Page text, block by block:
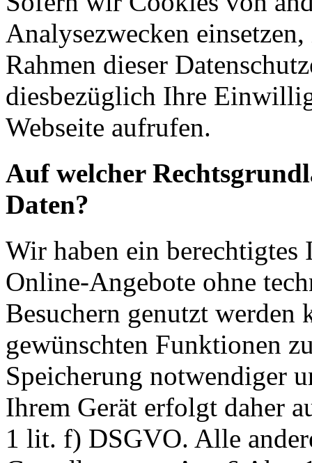
Analysezwecken
Rahmen dieser
diesbezüglich Ihre
Webseite aufrufen.
Auf welcher
Daten?
Wir haben ein berechtigtes
Online-Angebote ohne
Besuchern genutzt werden
gewünschten Funktionen
Speicherung notwendiger
Ihrem Gerät erfolgt daher
1 lit. f) DSGVO. Alle